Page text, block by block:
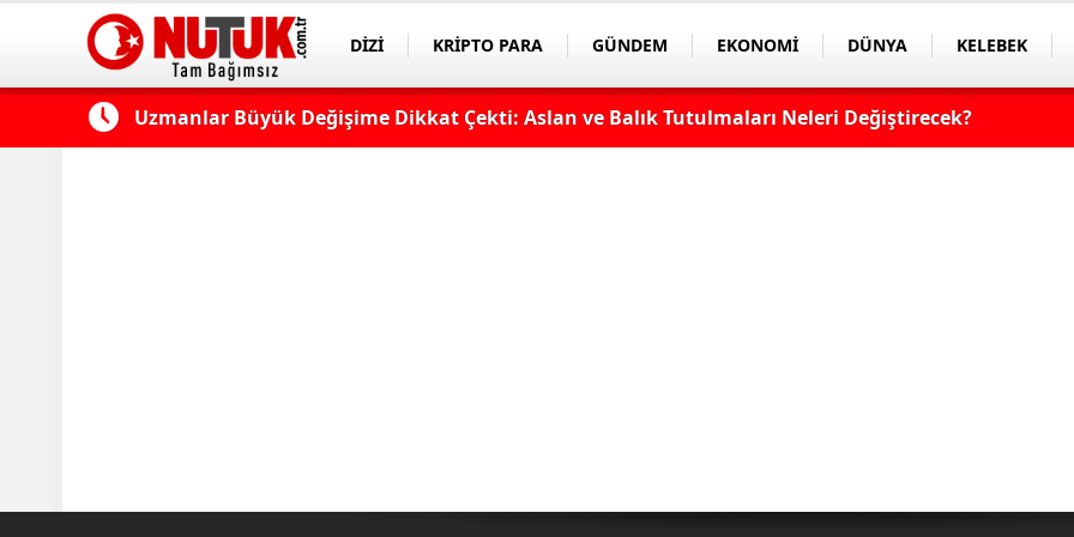
DİZİ KRİPTO PARA GÜNDEM EKONOMİ DÜNYA KELEBEK
Uzmanlar Büyük Değişime Dikkat Çekti: Aslan ve Balık Tutulmaları Neleri Değiştirecek?